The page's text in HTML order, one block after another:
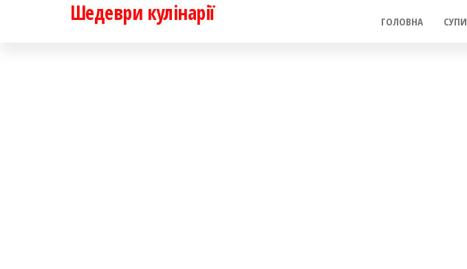
Шедеври кулінарії ГОЛОВНА СУПИ